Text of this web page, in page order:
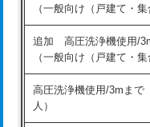
給水管工事※（支持金
給水管工事※（保温材使
め込み）)
給水管工事※（土の掘削
業)
（一般向け（戸建て・集
追加 高圧洗浄機使用/
（一般向け（戸建て・集
高圧洗浄機使用/3mまで
人）